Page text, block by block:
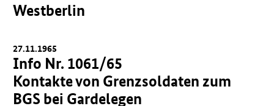
Westberlin
27.11.1965
Info Nr. 1061/65
Kontakte von Grenzsoldaten zum
BGS bei Gardelegen